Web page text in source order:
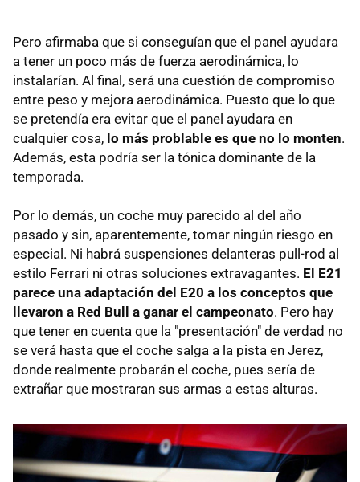
Pero afirmaba que si conseguían que el panel ayudara
a tener un poco más de fuerza aerodinámica, lo
instalarían. Al final, será una cuestión de compromiso
entre peso y mejora aerodinámica. Puesto que lo que
se pretendía era evitar que el panel ayudara en
cualquier cosa, lo más problable es que no lo monten.
Además, esta podría ser la tónica dominante de la
temporada.
Por lo demás, un coche muy parecido al del año
pasado y sin, aparentemente, tomar ningún riesgo en
especial. Ni habrá suspensiones delanteras pull-rod al
estilo Ferrari ni otras soluciones extravagantes. El E21
parece una adaptación del E20 a los conceptos que
llevaron a Red Bull a ganar el campeonato. Pero hay
que tener en cuenta que la "presentación" de verdad no
se verá hasta que el coche salga a la pista en Jerez,
donde realmente probarán el coche, pues sería de
extrañar que mostraran sus armas a estas alturas.